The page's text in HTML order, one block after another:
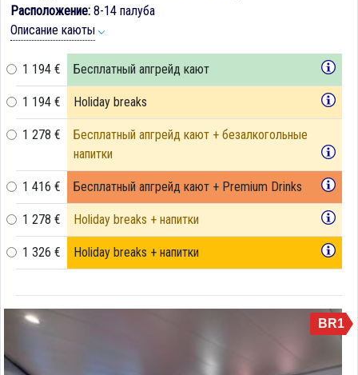
Расположение: 8-14 палуба
Описание каюты
1 194 € Бесплатный апгрейд кают
1 194 € Holiday breaks
1 278 €
Бесплатный апгрейд кают + безалкогольные
напитки
1 416 € Бесплатный апгрейд кают + Premium Drinks
1 278 € Holiday breaks + напитки
1 326 € Holiday breaks + напитки
BR1